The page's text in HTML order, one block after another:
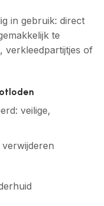
in gebruik: direct
te
verkleedpartijtjes of
veilige,